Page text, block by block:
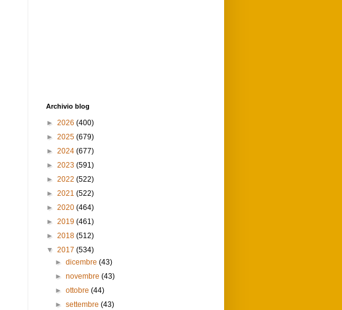
Archivio blog
► 2026 (400)
► 2025 (679)
► 2024 (677)
► 2023 (591)
► 2022 (522)
► 2021 (522)
► 2020 (464)
► 2019 (461)
► 2018 (512)
▼ 2017 (534)
►dicembre(43)
►novembre(43)
►ottobre(44)
►settembre(43)